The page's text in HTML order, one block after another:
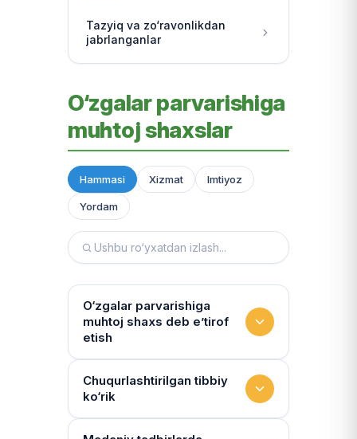
Tazyiq va zo‘ravonlikdan
jabrlanganlar
O‘zgalar parvarishiga
muhtoj shaxslar
Hammasi Xizmat Imtiyoz
Yordam
O‘zgalar parvarishiga
muhtoj shaxs deb e’tirof
etish
Yashash sharoitini kim
baholaydi?
Multidissiplinar guruh: "Inson"
Chuqurlashtirilgan tibbiy
ko‘rik